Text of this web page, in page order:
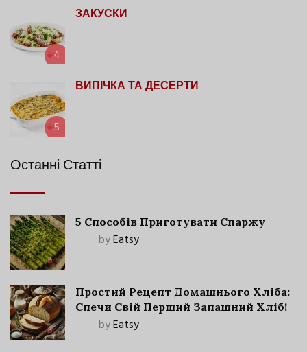
4
ЗАКУСКИ
5
ВИПІЧКА ТА ДЕСЕРТИ
Останні Статті
5 Способів Приготувати Спаржу
byEatsy
Простий Рецепт Домашнього Хліба:
Спечи Свій Перший Запашний Хліб!
byEatsy